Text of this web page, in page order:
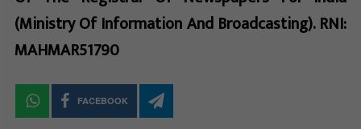
(Ministry Of Information And Broadcasting). RNI:
MAHMAR51790
FACEBOOK